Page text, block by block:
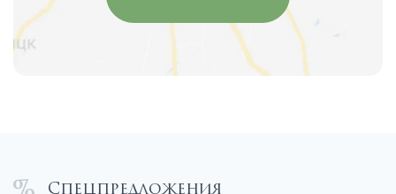
Спецпредложения